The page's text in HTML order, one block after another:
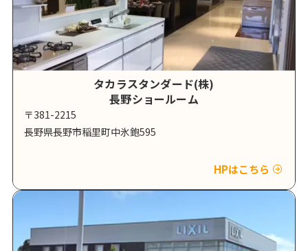
タカラスタンダード(株)
長野ショールーム
〒381-2215
長野県長野市稲里町中氷鉋595
HPはこちら